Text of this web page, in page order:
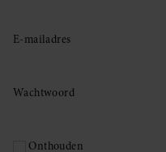
E-mailadres
Wachtwoord
Onthouden